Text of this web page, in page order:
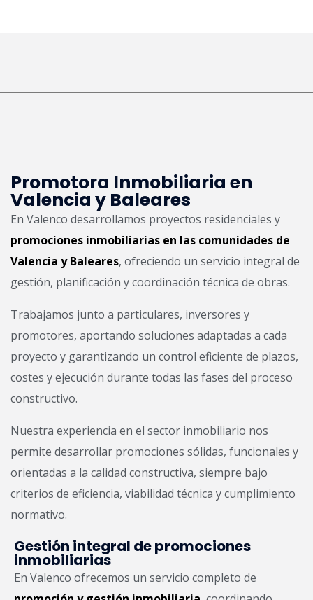
Promotora Inmobiliaria en
Valencia y Baleares
En Valenco desarrollamos proyectos residenciales y
promociones inmobiliarias en las comunidades de
Valencia y Baleares, ofreciendo un servicio integral de
gestión, planificación y coordinación técnica de obras.
Trabajamos junto a particulares, inversores y
promotores, aportando soluciones adaptadas a cada
proyecto y garantizando un control eficiente de plazos,
costes y ejecución durante todas las fases del proceso
constructivo.
Nuestra experiencia en el sector inmobiliario nos
permite desarrollar promociones sólidas, funcionales y
orientadas a la calidad constructiva, siempre bajo
criterios de eficiencia, viabilidad técnica y cumplimiento
normativo.
Gestión integral de promociones
inmobiliarias
En Valenco ofrecemos un servicio completo de